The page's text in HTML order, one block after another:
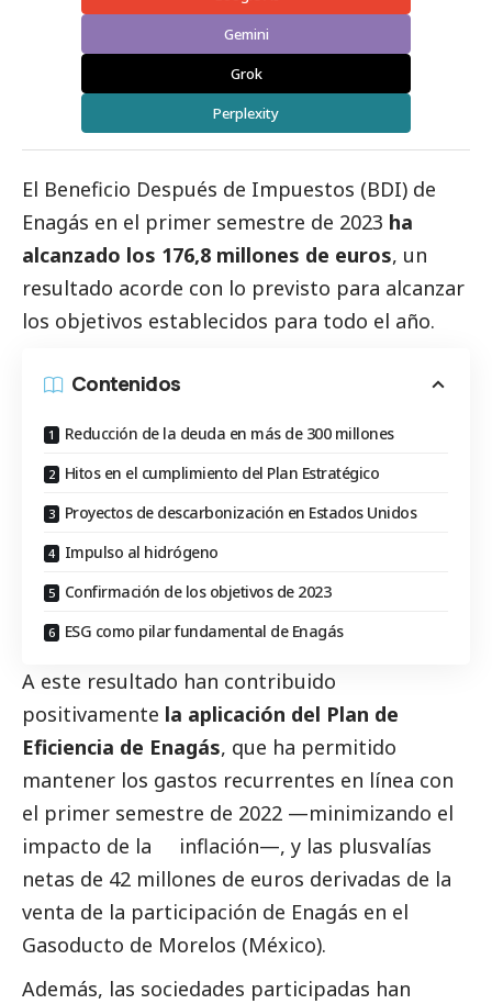
Gemini
Grok
Perplexity
El Beneficio Después de Impuestos (BDI) de
Enagás en el primer semestre de 2023 ha
alcanzado los 176,8 millones de euros, un
resultado acorde con lo previsto para alcanzar
los objetivos establecidos para todo el año.
Contenidos
Reducción de la deuda en más de 300 millones
Hitos en el cumplimiento del Plan Estratégico
Proyectos de descarbonización en Estados Unidos
Impulso al hidrógeno
Confirmación de los objetivos de 2023
ESG como pilar fundamental de Enagás
A este resultado han contribuido
positivamente la aplicación del Plan de
Eficiencia de Enagás, que ha permitido
mantener los gastos recurrentes en línea con
el primer semestre de 2022 —minimizando el
impacto de la inflación—, y las plusvalías
netas de 42 millones de euros derivadas de la
venta de la participación de Enagás en el
Gasoducto de Morelos (México).
Además, las sociedades participadas han